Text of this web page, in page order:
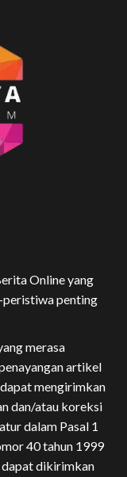
Online yang
penting
merasa
artikel
mengirimkan
dan/atau koreksi
dalam Pasal 1
40 tahun 1999
dikirimkan